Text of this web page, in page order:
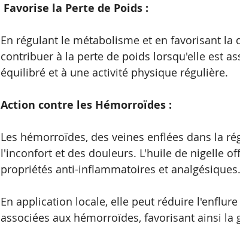
Favorise la Perte de Poids :
En régulant le métabolisme et en favorisant
contribuer à la perte de poids lorsqu'elle est
équilibré et à une activité physique régulière.
Action contre les Hémorroïdes :
Les hémorroïdes, des veines enflées dans la
l'inconfort et des douleurs. L'huile de nigelle
propriétés anti-inflammatoires et analgésiques.
En application locale, elle peut réduire
associées aux hémorroïdes, favorisant ainsi la